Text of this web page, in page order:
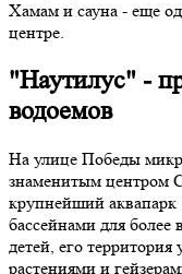
Хамам и сауна - еще
центре.
"Наутилус" -
водоемов
На улице Победы
знаменитым центром
крупнейший аквапарк
бассейнами для более
детей, его
растениями и